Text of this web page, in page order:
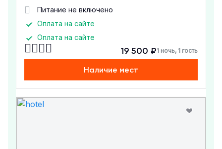
Питание не включено
Оплата на сайте
Оплата на сайте
19 500 ₽1 ночь, 1 гость
Наличие мест